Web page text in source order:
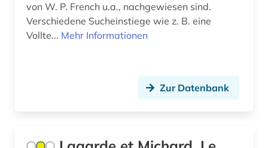
von W. P. French u.a., nachgewiesen sind.
Verschiedene Sucheinstiege wie z. B. eine
Vollte... Mehr Informationen
Zur Datenbank